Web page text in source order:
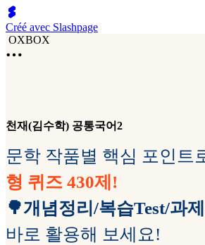
Créé avec Slashpage
OXBOX
천재(김수학) 공통국어2
문학 작품별 핵심 포인트
형 퀴즈 430제!
🌳개념정리/복습Test/과제
바로 활용해 보세요!